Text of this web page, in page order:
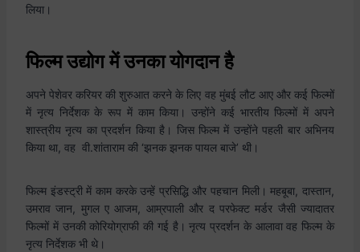
लिया।
फिल्म उद्योग में उनका योगदान है
अपने पेशेवर करियर की शुरुआत करने के लिए वह मुंबई लौट आए और कई फिल्मों
में नृत्य निर्देशक के रूप में काम किया। उन्होंने कई भारतीय फिल्मों में अपने
शास्त्रीय नृत्य का प्रदर्शन किया है। जिस फिल्म में उन्होंने पहली बार अभिनय
किया था, वह वी.शांताराम की ‘झनक झनक पायल बाजे’ थी।
फिल्म इंडस्ट्री में काम करके उन्हें प्रसिद्धि और पहचान मिली। महबूबा, दास्तान,
उमराव जान, मुगल ए आजम, आम्रपाली और द परफेक्ट मर्डर जैसी ज्यादातर
फिल्मों में उनकी कोरियोग्राफी की गई है। नृत्य प्रदर्शन के आलावा वह फिल्म के
नृत्य निर्देशक भी थे।